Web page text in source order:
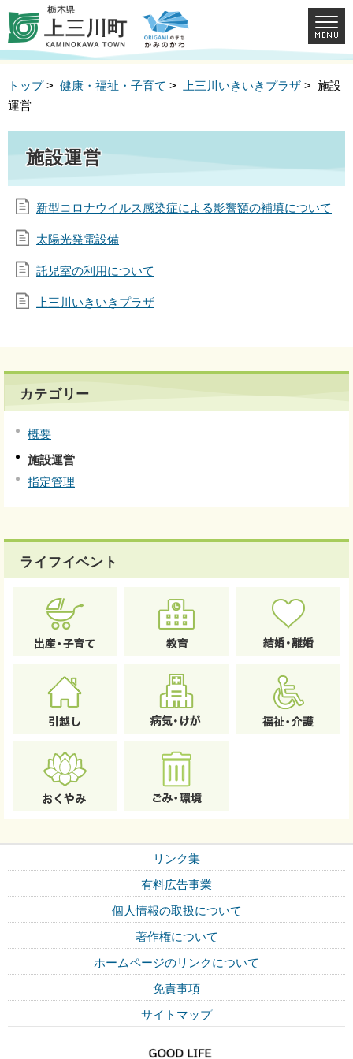
トップ> 健康・福祉・子育て > 上三川いきいきプラザ > 施設
運営
施設運営
新型コロナウイルス感染症による影響額の補填について
太陽光発電設備
託児室の利用について
上三川いきいきプラザ
カテゴリー
概要
施設運営
指定管理
ライフイベント
リンク集
有料広告事業
個人情報の取扱について
著作権について
ホームページのリンクについて
免責事項
サイトマップ